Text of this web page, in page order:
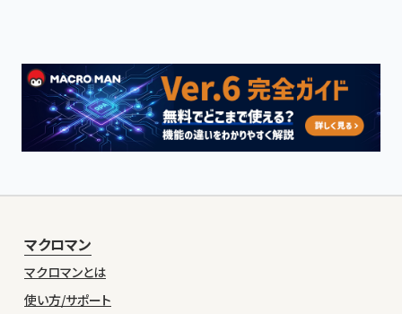
マクロマン
マクロマンとは
使い方/サポート